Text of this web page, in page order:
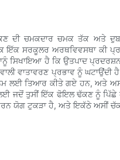
ਚਮਕਦਾਰ ਚਮਕ ਤੱਕ ਅਤੇ
ਇੱਕ ਸਰਕੂਲਰ ਅਰਥਵਿਵਸਥਾ ਕੀ
ਹੈ ਕਿ ਉਤਪਾਦ
ਵਾਤਾਵਰਣ ਪ੍ਰਭਾਵ ਨੂੰ ਘਟਾਉਂਦੀ
ਲਈ ਤਿਆਰ ਕੀਤੇ ਗਏ ਹਨ, ਅਤੇ
ਜਦੋਂ ਤੁਸੀਂ ਇੱਕ ਫੋਇਲ ਢੱਕਣ ਨੂੰ ਪਿੱਛੇ
ਯੋਗ ਟੁਕੜਾ ਹੈ, ਅਤੇ ਇਕੱਠੇ ਅਸੀਂ